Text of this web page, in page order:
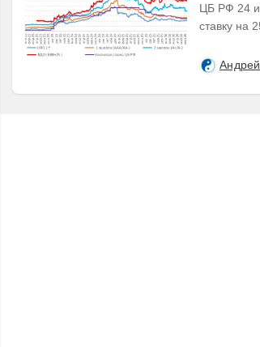
ЦБ РФ 24
ставку на
его...